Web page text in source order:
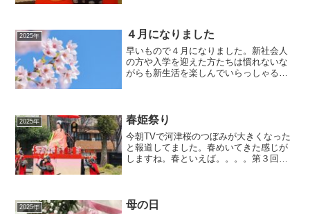
2025年 ４月になりました
早いもので４月になりました。新社会人
の方や入学を迎えた方たちは慣れないな
がらも新生活を楽しんでいらっしゃるこ
の日本の有名な花を指して...
2025年 春姫祭り
今朝TVで河津桜のつぼみが大きくなった
と報道してました。春めいてきた感じが
しますね。春といえば。。。。第３回春
イク、参加者さまのメイ...
2025年 母の日